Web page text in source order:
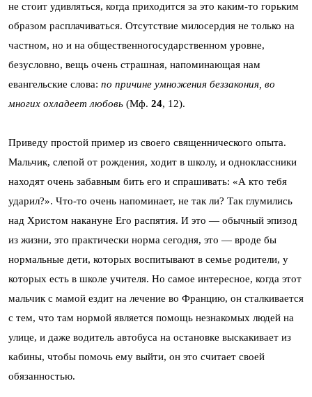
не стоит удивляться, когда приходится за это каким-то горьким
образом расплачиваться. Отсутствие милосердия не только на
частном, но и на общественногосударственном уровне,
безусловно, вещь очень страшная, напоминающая нам
евангельские слова: по причине умножения беззакония, во
многих охладеет любовь (Мф. 24, 12).
Приведу простой пример из своего священнического опыта.
Мальчик, слепой от рождения, ходит в школу, и одноклассники
находят очень забавным бить его и спрашивать: «А кто тебя
ударил?». Что-то очень напоминает, не так ли? Так глумились
над Христом накануне Его распятия. И это — обычный эпизод
из жизни, это практически норма сегодня, это — вроде бы
нормальные дети, которых воспитывают в семье родители, у
которых есть в школе учителя. Но самое интересное, когда этот
мальчик с мамой ездит на лечение во Францию, он сталкивается
с тем, что там нормой является помощь незнакомых людей на
улице, и даже водитель автобуса на остановке выскакивает из
кабины, чтобы помочь ему выйти, он это считает своей
обязанностью.